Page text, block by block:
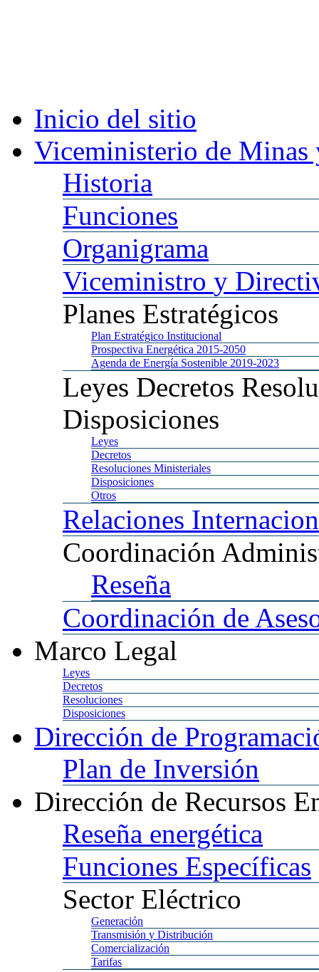
Inicio del sitio
Viceministerio de Minas
Historia
Funciones
Organigrama
Viceministro y
Planes Estratégicos
Plan Estratégico Institucional
Prospectiva Energética 2015-2050
Agenda de Energía Sostenible 2019-2023
Leyes Decretos
Disposiciones
Leyes
Decretos
Resoluciones Ministeriales
Disposiciones
Otros
Relaciones
Coordinación
Reseña
Coordinación de
Marco Legal
Leyes
Decretos
Resoluciones
Disposiciones
Dirección de
Plan de Inversión
Dirección de Recursos
Reseña energética
Funciones Específicas
Sector Eléctrico
Generación
Transmisión y Distribución
Comercialización
Tarifas